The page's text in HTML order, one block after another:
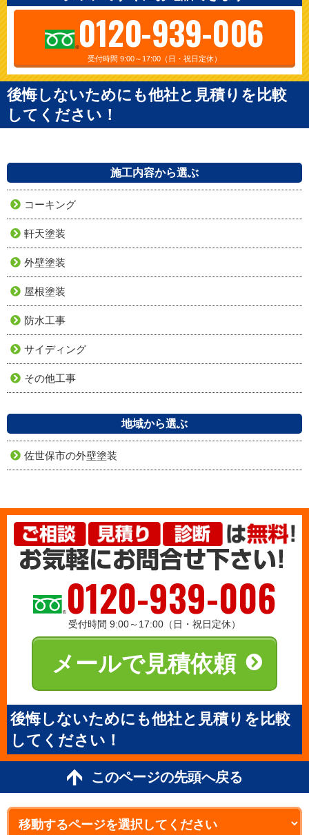
0120-939-006
受付時間 9:00～17:00（日・祝日定休）
後悔しないためにも他社と見積りを比較
してください！
施工内容から選ぶ
コーキング
軒天塗装
外壁塗装
屋根塗装
防水工事
サイディング
その他工事
地域から選ぶ
佐世保市の外壁塗装
0120-939-006
受付時間 9:00～17:00（日・祝日定休）
メールで見積依頼
後悔しないためにも他社と見積りを比較
してください！
このページの先頭へ戻る